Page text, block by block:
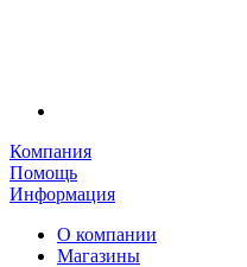
Компания
Помощь
Информация
О компании
Магазины